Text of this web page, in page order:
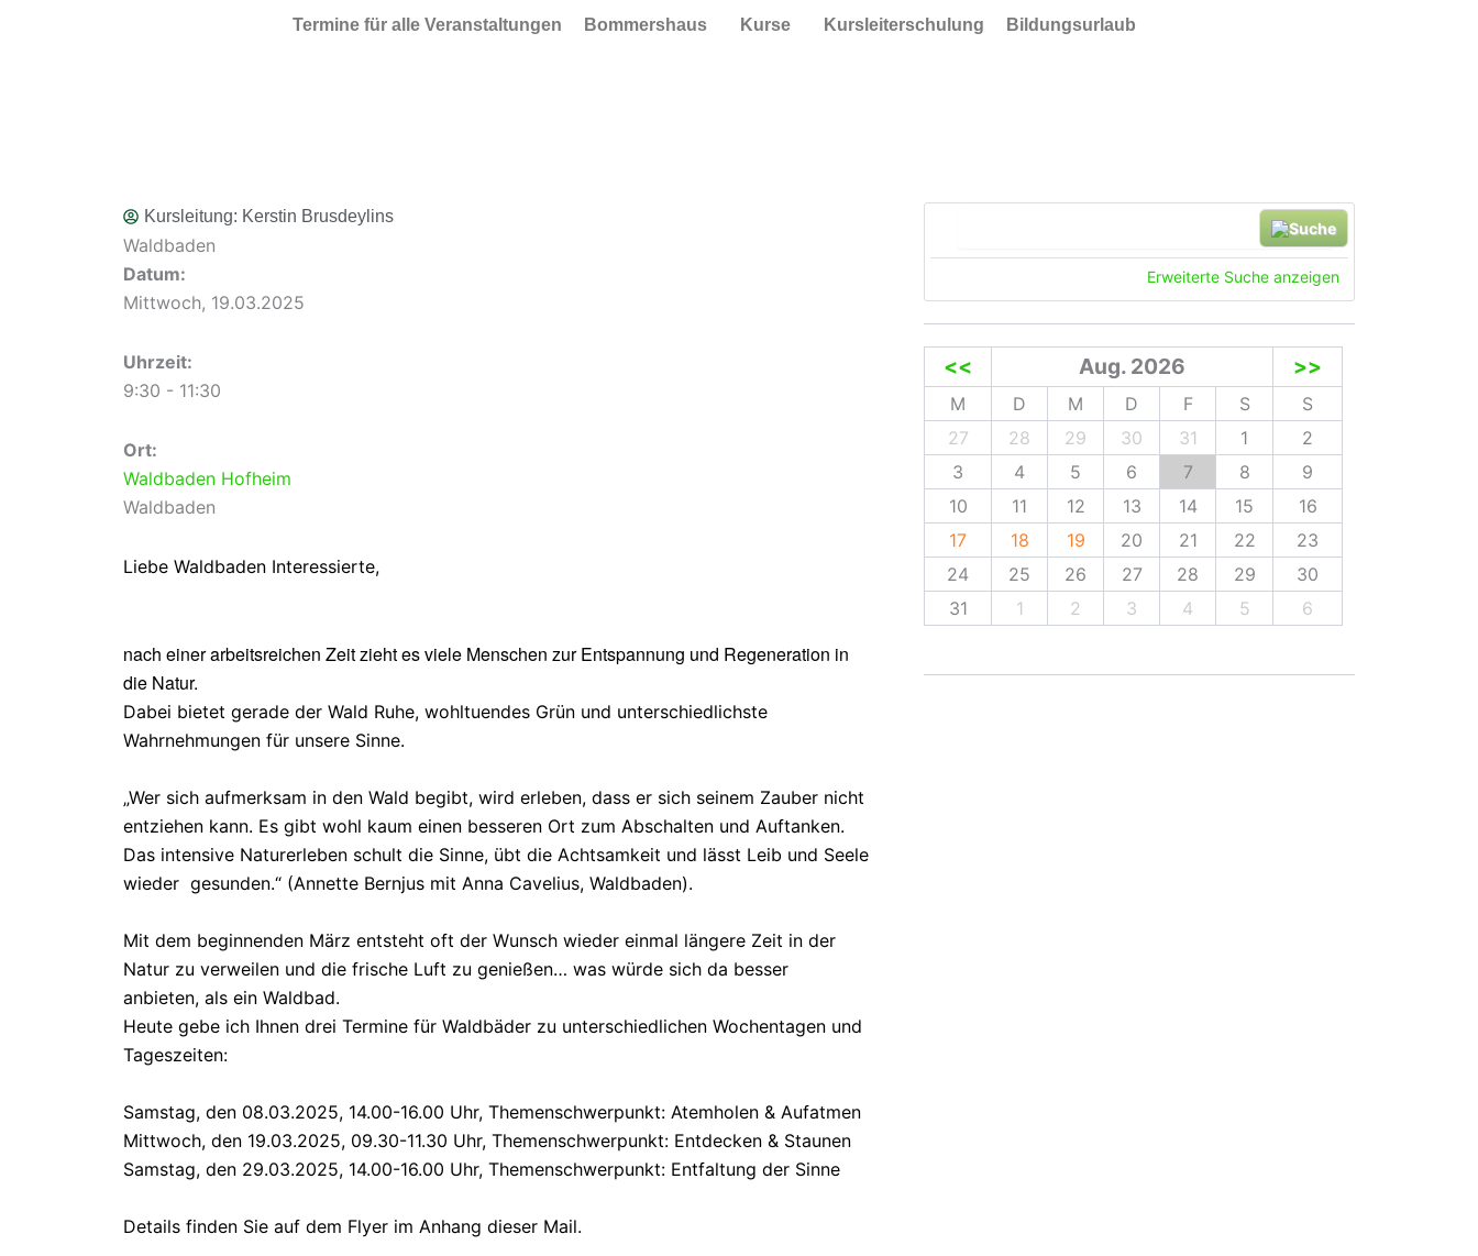
Termine für alle Veranstaltungen Bommershaus Kurse Kursleiterschulung Bildungsurlaub
Waldbaden
Datum:
Mittwoch, 19.03.2025
Uhrzeit:
9:30 - 11:30
Ort:
Waldbaden Hofheim
Waldbaden
Liebe Waldbaden Interessierte,
nach einer arbeitsreichen Zeit zieht es viele Menschen zur Entspannung und Regeneration in
die Natur.
Dabei bietet gerade der Wald Ruhe, wohltuendes Grün und unterschiedlichste
Wahrnehmungen für unsere Sinne.
„Wer sich aufmerksam in den Wald begibt, wird erleben, dass er sich seinem Zauber nicht
entziehen kann. Es gibt wohl kaum einen besseren Ort zum Abschalten und Auftanken.
Das intensive Naturerleben schult die Sinne, übt die Achtsamkeit und lässt Leib und Seele
wieder gesunden.“ (Annette Bernjus mit Anna Cavelius, Waldbaden).
Mit dem beginnenden März entsteht oft der Wunsch wieder einmal längere Zeit in der
Natur zu verweilen und die frische Luft zu genießen… was würde sich da besser
anbieten, als ein Waldbad.
Heute gebe ich Ihnen drei Termine für Waldbäder zu unterschiedlichen Wochentagen und
Tageszeiten:
Samstag, den 08.03.2025, 14.00-16.00 Uhr, Themenschwerpunkt: Atemholen & Aufatmen
Mittwoch, den 19.03.2025, 09.30-11.30 Uhr, Themenschwerpunkt: Entdecken & Staunen
Samstag, den 29.03.2025, 14.00-16.00 Uhr, Themenschwerpunkt: Entfaltung der Sinne
Details finden Sie auf dem Flyer im Anhang dieser Mail.
Kursleitung: Kerstin Brusdeylins
Erweiterte Suche anzeigen
<< Aug. 2026 >>
M D M D F S
S
27
28 29 30 31 1
2
3
4 5 6 7 8
9
10
11 12 13 14 15
16
17
18 19 20 21 22
23
24
25 26 27 28 29
30
31
1 2 3 4 5 6